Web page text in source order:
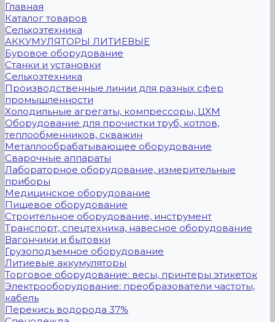
Главная
Каталог товаров
Сельхозтехника
АККУМУЛЯТОРЫ ЛИТИЕВЫЕ
Буровое оборудование
Станки и установки
Сельхозтехника
Производственные линии для разных сфер
промышленности
Холодильные агрегаты, компрессоры, ЦХМ
Оборудование для прочистки труб, котлов,
теплообменников, скважин
Металлообрабатывающее оборудование
Сварочные аппараты
Лабораторное оборудование, измерительные
приборы
Медицинское оборудование
Пищевое оборудование
Строительное оборудование, инструмент
Транспорт, спецтехника, навесное оборудование
Вагончики и бытовки
Грузоподъемное оборудование
Литиевые аккумуляторы
Торговое оборудование: весы, принтеры этикеток
Электрооборудование: преобразователи частоты,
кабель
Перекись водорода 37%